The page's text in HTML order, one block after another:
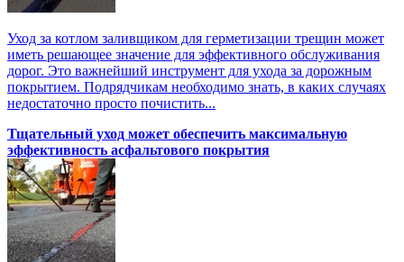
Уход за котлом заливщиком для герметизации трещин может
иметь решающее значение для эффективного обслуживания
дорог. Это важнейший инструмент для ухода за дорожным
покрытием. Подрядчикам необходимо знать, в каких случаях
недостаточно просто почистить...
Тщательный уход может обеспечить максимальную
эффективность асфальтового покрытия